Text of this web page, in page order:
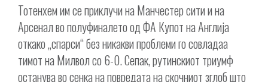
Тотенхем им се приклучи на Манчестер сити и на
Арсенал во полуфиналето од ФА Купот на Англија
откако „спарси“ без никакви проблеми го совладаа
тимот на Милвол со 6-0. Сепак, рутинскиот триумф
останува во сенка на повредата на скочниот зглоб што